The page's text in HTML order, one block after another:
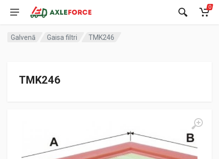
0
Galvenā Gaisa filtri TMK246
TMK246